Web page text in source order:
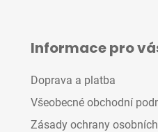
Informace pro
Doprava a platba
Všeobecné obchodní
Zásady ochrany